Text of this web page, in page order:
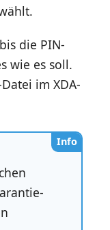
die PIN-
wie es soll.
im XDA-
Info